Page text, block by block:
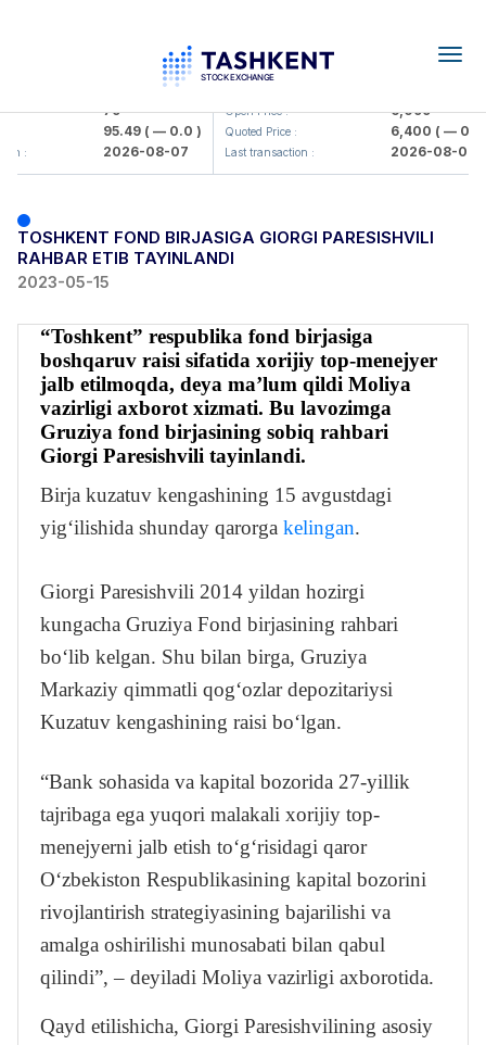
79
95.49( — 0.0 )
: 2026-08-07
UZMK (<O'zmetkombinat> AJ)
Open Price : 6,099
Quoted Price : 6,400( — 0.0 )
Last transaction : 2026-08-07
TOSHKENT FOND BIRJASIGA GIORGI PARESISHVILI
RAHBAR ETIB TAYINLANDI
2023-05-15
“Toshkent” respublika fond birjasiga
boshqaruv raisi sifatida xorijiy top-menejyer
jalb etilmoqda, deya ma’lum qildi Moliya
vazirligi axborot xizmati. Bu lavozimga
Gruziya fond birjasining sobiq rahbari
Giorgi Paresishvili tayinlandi.
Birja kuzatuv kengashining 15 avgustdagi
yig‘ilishida shunday qarorga kelingan.
Giorgi Paresishvili 2014 yildan hozirgi
kungacha Gruziya Fond birjasining rahbari
bo‘lib kelgan. Shu bilan birga, Gruziya
Markaziy qimmatli qog‘ozlar depozitariysi
Kuzatuv kengashining raisi bo‘lgan.
“Bank sohasida va kapital bozorida 27-yillik
tajribaga ega yuqori malakali xorijiy top-
menejyerni jalb etish to‘g‘risidagi qaror
O‘zbekiston Respublikasining kapital bozorini
rivojlantirish strategiyasining bajarilishi va
amalga oshirilishi munosabati bilan qabul
qilindi”, – deyiladi Moliya vazirligi axborotida.
Qayd etilishicha, Giorgi Paresishvilining asosiy